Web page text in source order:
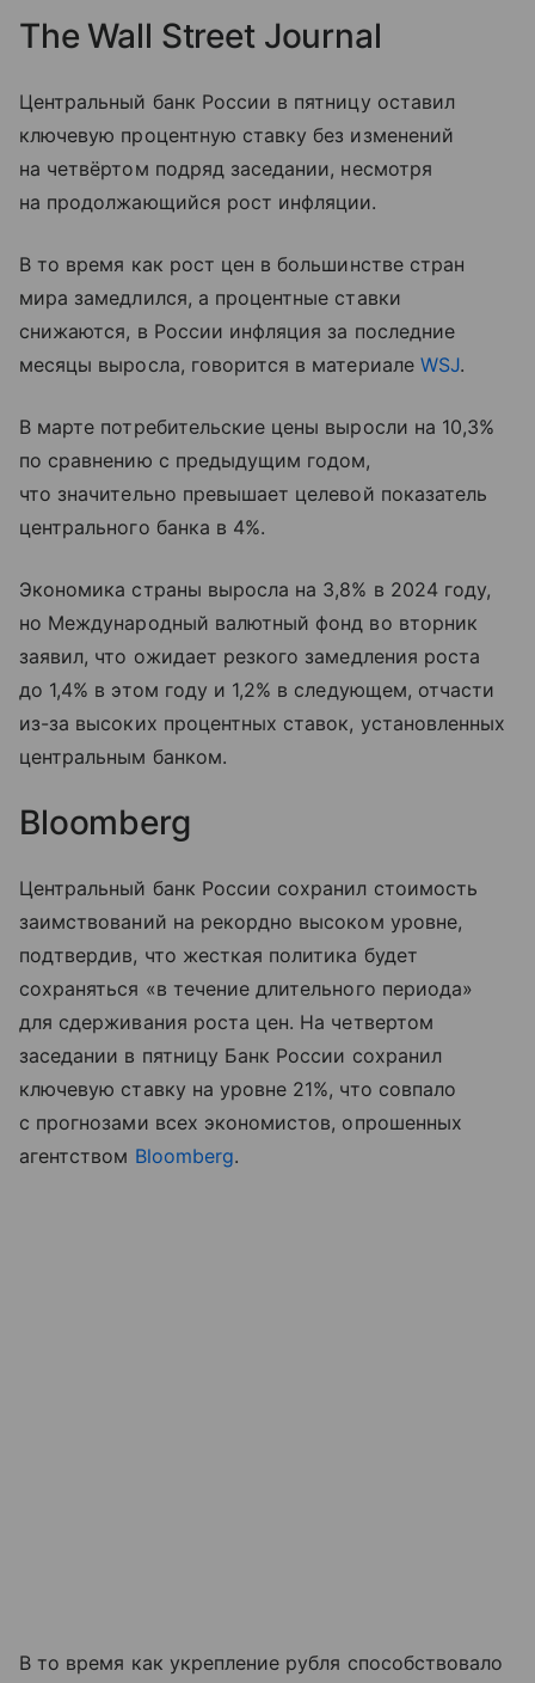
The Wall Street Journal
Центральный банк России в пятницу оставил
ключевую процентную ставку без изменений
на четвёртом подряд заседании, несмотря
на продолжающийся рост инфляции.
В то время как рост цен в большинстве стран
мира замедлился, а процентные ставки
снижаются, в России инфляция за последние
месяцы выросла, говорится в материале WSJ.
В марте потребительские цены выросли на 10,3%
по сравнению с предыдущим годом,
что значительно превышает целевой показатель
центрального банка в 4%.
Экономика страны выросла на 3,8% в 2024 году,
но Международный валютный фонд во вторник
заявил, что ожидает резкого замедления роста
до 1,4% в этом году и 1,2% в следующем, отчасти
из-за высоких процентных ставок, установленных
центральным банком.
Bloomberg
Центральный банк России сохранил стоимость
заимствований на рекордно высоком уровне,
подтвердив, что жесткая политика будет
сохраняться «в течение длительного периода»
для сдерживания роста цен. На четвертом
заседании в пятницу Банк России сохранил
ключевую ставку на уровне 21%, что совпало
с прогнозами всех экономистов, опрошенных
агентством Bloomberg.
В то время как укрепление рубля способствовало